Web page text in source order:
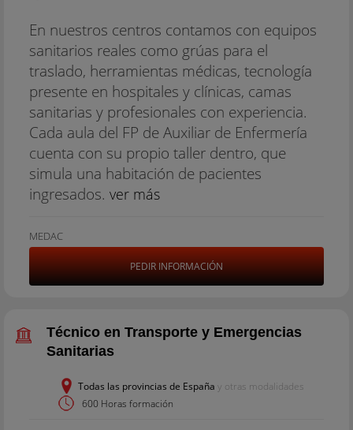
En nuestros centros contamos con equipos
sanitarios reales como grúas para el
traslado, herramientas médicas, tecnología
presente en hospitales y clínicas, camas
sanitarias y profesionales con experiencia.
Cada aula del FP de Auxiliar de Enfermería
cuenta con su propio taller dentro, que
simula una habitación de pacientes
ingresados. ver más
MEDAC
PEDIR INFORMACIÓN
Técnico en Transporte y Emergencias
Sanitarias
Todas las provincias de España y otras modalidades
600 Horas formación